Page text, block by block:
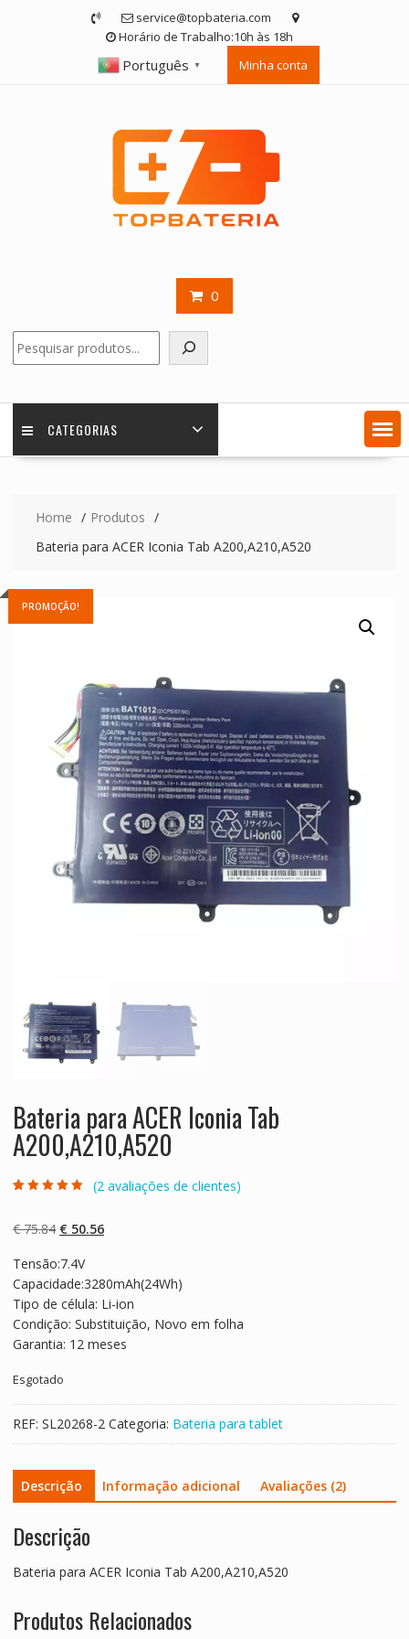
service@topbateria.com
Horário de Trabalho:10h às 18h
Português ▼ Minha conta
0
CATEGORIAS
Home
Produtos
Bateria para ACER Iconia Tab A200,A210,A520
PROMOÇÃO!
Bateria para ACER Iconia Tab
A200,A210,A520
5 com base
em
clientes
(2 avaliações de clientes)
€75.84 O
original
era:
€ 75.84.
€50.56O
é:
€ 50.56.
Tensão:7.4V
Capacidade:3280mAh(24Wh)
Tipo de célula: Li-ion
Condição: Substituição, Novo em folha
Garantia: 12 meses
Esgotado
REF: SL20268-2 Categoria: Bateria para tablet
Descrição Informação adicional Avaliações (2)
Descrição
Bateria para ACER Iconia Tab A200,A210,A520
Produtos Relacionados